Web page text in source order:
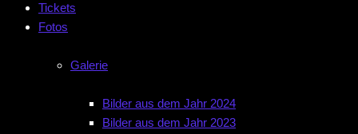
Tickets
Fotos
Galerie
Bilder aus dem Jahr 2024
Bilder aus dem Jahr 2023